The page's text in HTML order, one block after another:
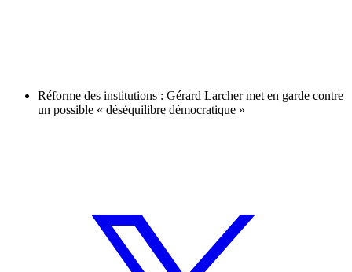
Réforme des institutions : Gérard Larcher met en garde contre
un possible « déséquilibre démocratique »